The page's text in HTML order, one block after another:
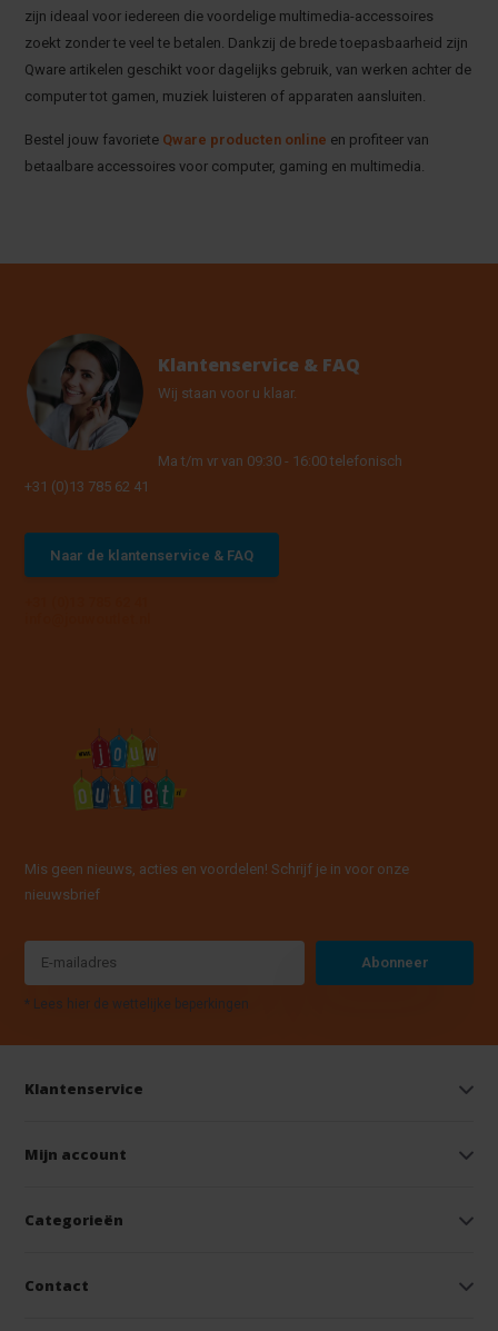
zijn ideaal voor iedereen die voordelige multimedia-accessoires
zoekt zonder te veel te betalen. Dankzij de brede toepasbaarheid zijn
Qware artikelen geschikt voor dagelijks gebruik, van werken achter de
computer tot gamen, muziek luisteren of apparaten aansluiten.
Bestel jouw favoriete Qware producten online en profiteer van
betaalbare accessoires voor computer, gaming en multimedia.
Klantenservice & FAQ
Wij staan voor u klaar.
Ma t/m vr van 09:30 - 16:00 telefonisch
+31 (0)13 785 62 41
Naar de klantenservice & FAQ
Mis geen nieuws, acties en voordelen! Schrijf je in voor onze
nieuwsbrief
Abonneer
* Lees hier de wettelijke beperkingen
Klantenservice
Mijn account
Categorieën
Contact